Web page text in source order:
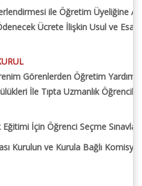
ile Öğretim Üyeliğine
Ücrete İlişkin Usul ve
Görenlerden Öğretim
İle Tıpta Uzmanlık
Eğitimi İçin Öğrenci Seçme
Kurulun ve Kurula Bağlı